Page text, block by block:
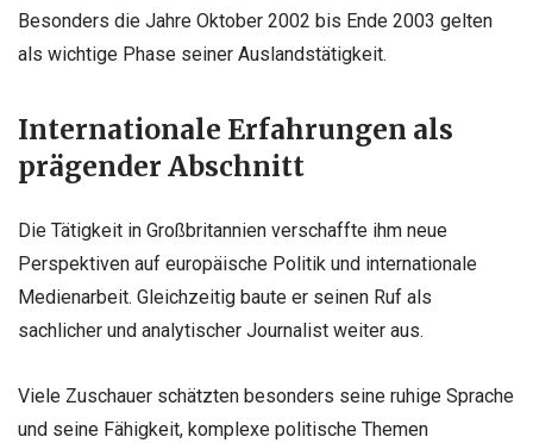
Besonders die Jahre Oktober 2002 bis Ende 2003 gelten
als wichtige Phase seiner Auslandstätigkeit.
Internationale Erfahrungen als
prägender Abschnitt
Die Tätigkeit in Großbritannien verschaffte ihm neue
Perspektiven auf europäische Politik und internationale
Medienarbeit. Gleichzeitig baute er seinen Ruf als
sachlicher und analytischer Journalist weiter aus.
Viele Zuschauer schätzten besonders seine ruhige Sprache
und seine Fähigkeit, komplexe politische Themen